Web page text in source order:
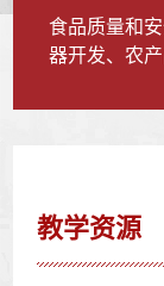
食品质量和
器开发、农
教学资源